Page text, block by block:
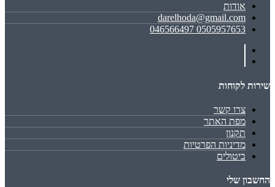
אודות
darelhoda@gmail.com
0505957653 046566497
שירות לקוחות
צרו קשר
מפת האתר
תקנון
מדיניות הפרטיות
ביטולים
החשבון שלי